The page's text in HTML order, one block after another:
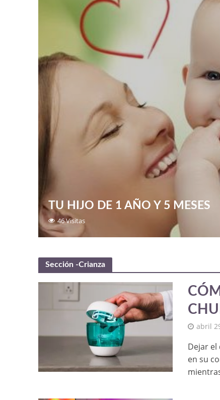
TU HIJO DE 1 AÑO Y 5 MESES
46 Visitas
Sección -Crianza
abril
Dejar
en su